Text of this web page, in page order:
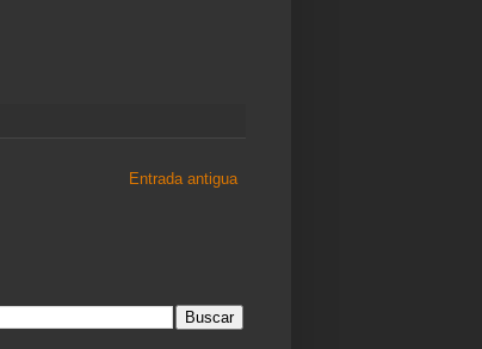
Entrada antigua